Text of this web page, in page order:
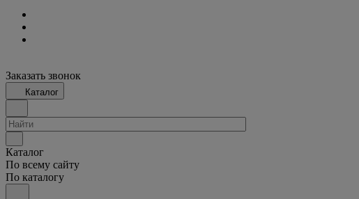
Заказать звонок
Каталог
Каталог
По всему сайту
По каталогу